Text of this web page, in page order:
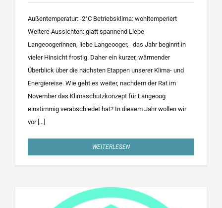
Außentemperatur: -2°C Betriebsklima: wohltemperiert
Weitere Aussichten: glatt spannend Liebe
Langeoogerinnen, liebe Langeooger, das Jahr beginnt in
vieler Hinsicht frostig. Daher ein kurzer, wärmender
Überblick über die nächsten Etappen unserer Klima- und
Energiereise. Wie geht es weiter, nachdem der Rat im
November das Klimaschutzkonzept für Langeoog
einstimmig verabschiedet hat? In diesem Jahr wollen wir
vor [...]
WEITERLESEN